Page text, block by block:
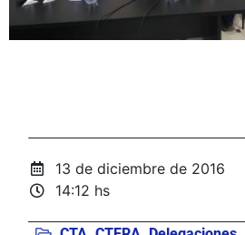
13 de diciembre de 2016
14:12 hs